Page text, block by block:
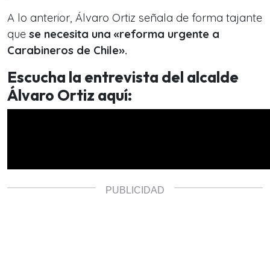
A lo anterior, Álvaro Ortiz señala de forma tajante
que se necesita una «reforma urgente a
Carabineros de Chile».
Escucha la entrevista del alcalde
Álvaro Ortiz aquí: